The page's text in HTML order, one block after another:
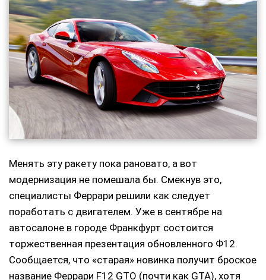
Менять эту ракету пока рановато, а вот
модернизация не помешала бы. Смекнув это,
специалисты Феррари решили как следует
поработать с двигателем. Уже в сентябре на
автосалоне в городе Франкфурт состоится
торжественная презентация обновленного Ф12.
Сообщается, что «старая» новинка получит броское
название Феррари F12 GTO (почти как GTA), хотя